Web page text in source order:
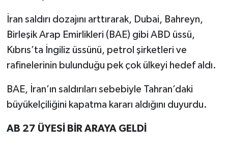
İran saldırı dozajını arttırarak, Dubai, Bahreyn,
Birleşik Arap Emirlikleri (BAE) gibi ABD üssü,
Kıbrıs’ta İngiliz üssünü, petrol şirketleri ve
rafinelerinin bulunduğu pek çok ülkeyi hedef aldı.
BAE, İran’ın saldırıları sebebiyle Tahran’daki
büyükelçiliğini kapatma kararı aldığını duyurdu.
AB 27 ÜYESİ BİR ARAYA GELDİ